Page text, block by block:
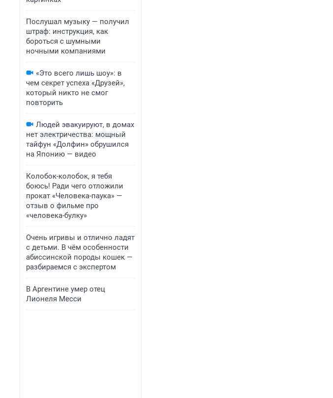
Послушал музыку — получил
штраф: инструкция, как
бороться с шумными
ночными компаниями
«Это всего лишь шоу»: в
чем секрет успеха «Друзей»,
который никто не смог
повторить
Людей эвакуируют, в домах
нет электричества: мощный
тайфун «Долфин» обрушился
на Японию — видео
Колобок-колобок, я тебя
боюсь! Ради чего отложили
прокат «Человека-паука» —
отзыв о фильме про
«человека-булку»
Очень игривы и отлично ладят
с детьми. В чём особенности
абиссинской породы кошек —
разбираемся с экспертом
В Аргентине умер отец
Лионеля Месси